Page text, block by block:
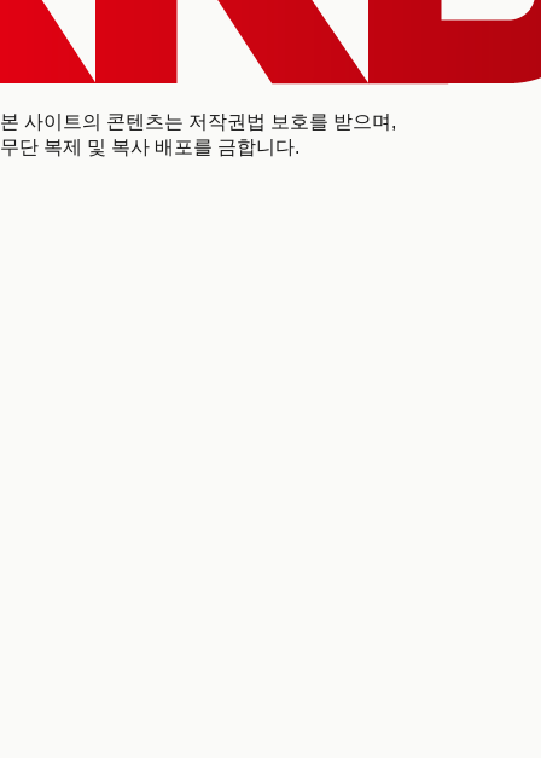
본 사이트의 콘텐츠는 저작권법 보호를 받으며,
무단 복제 및 복사 배포를 금합니다.